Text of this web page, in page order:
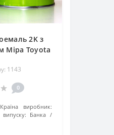
2K з
Mipa Toyota
1143
0
Країна виробник:
Банка